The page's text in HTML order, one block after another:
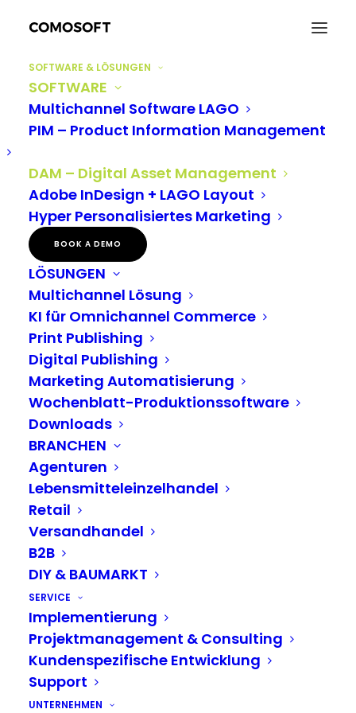
SOFTWARE & LÖSUNGEN
SOFTWARE
Multichannel Software LAGO
PIM – Product Information Management
DAM – Digital Asset Management
Adobe InDesign + LAGO Layout
Hyper Personalisiertes Marketing
BOOK A DEMO
LÖSUNGEN
Multichannel Lösung
KI für Omnichannel Commerce
Print Publishing
Digital Publishing
Marketing Automatisierung
Wochenblatt-Produktionssoftware
Downloads
BRANCHEN
Agenturen
Lebensmitteleinzelhandel
Retail
Versandhandel
B2B
DIY & BAUMARKT
SERVICE
Implementierung
Projektmanagement & Consulting
Kundenspezifische Entwicklung
Support
UNTERNEHMEN
DAM-System – DIGITAL
ASSET MANAGEMENT
DAM ERFOLGSFAKTOREN
DAM FEATURES
LIVE DEMO VEREINBAREN
WEITERE INFORMATIONEN ZU DAM
Effizientes Digital Asset
Management reduziert Kosten-
und Zeitaufwand
Mit demLAGODigital Asset Management (DAM)
lösen Sie eine der zeitaufwändigsten
Herausforderungen, die es im Multichannel-